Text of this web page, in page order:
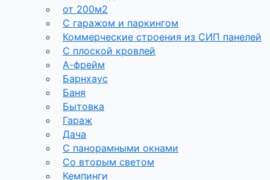
от 200м2
С гаражом и паркингом
Коммерческие строения из СИП панелей
С плоской кровлей
А-фрейм
Барнхаус
Баня
Бытовка
Гараж
Дача
С панорамными окнами
Со вторым светом
Кемпинги